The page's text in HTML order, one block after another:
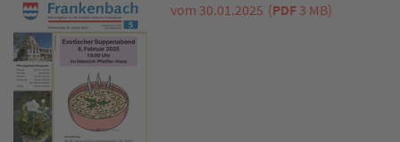
vom 30.01.2025 (PDF 3 MB)